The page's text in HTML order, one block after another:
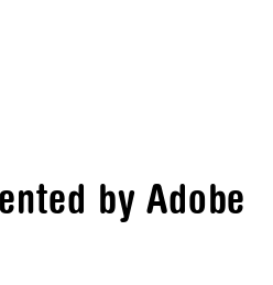
by Adobe